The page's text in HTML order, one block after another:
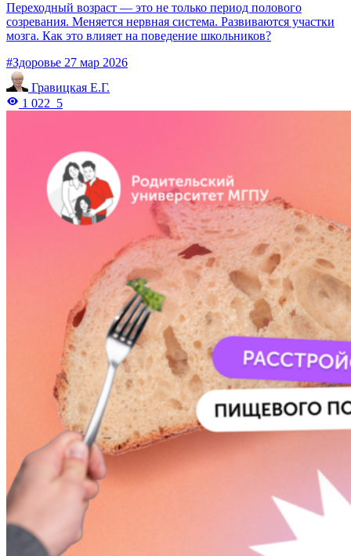
Переходный возраст — это не только период полового
созревания. Меняется нервная система. Развиваются участки
мозга. Как это влияет на поведение школьников?
#Здоровье 27 мар 2026
Гравицкая Е.Г.
1 022 5